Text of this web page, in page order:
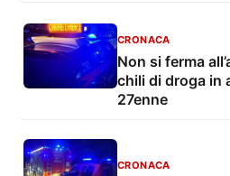
CRONACA
Non si ferma
chili di droga in
27enne
CRONACA